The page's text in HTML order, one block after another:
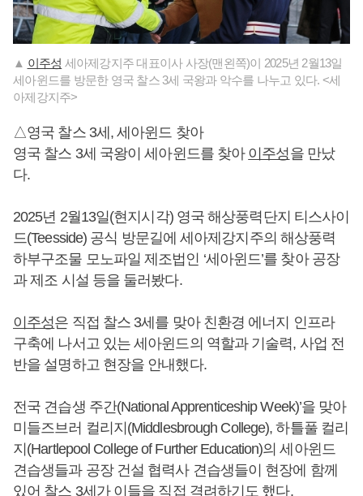
▲ 이주성 세아제강지주 대표이사 사장(맨왼쪽)이 2025년 2월13일
세아윈드를 방문한 영국 찰스 3세 국왕과 악수를 나누고 있다. <세
아제강지주>
△영국 찰스 3세, 세아윈드 찾아
영국 찰스 3세 국왕이 세아윈드를 찾아 이주성을 만났
다.
2025년 2월13일(현지시각) 영국 해상풍력단지 티스사이
드(Teesside) 공식 방문길에 세아제강지주의 해상풍력
하부구조물 모노파일 제조법인 ‘세아윈드’를 찾아 공장
과 제조 시설 등을 둘러봤다.
이주성은 직접 찰스 3세를 맞아 친환경 에너지 인프라
구축에 나서고 있는 세아윈드의 역할과 기술력, 사업 전
반을 설명하고 현장을 안내했다.
전국 견습생 주간(National Apprenticeship Week)’을 맞아
미들즈브러 컬리지(Middlesbrough College), 하틀풀 컬리
지(Hartlepool College of Further Education)의 세아윈드
견습생들과 공장 건설 협력사 견습생들이 현장에 함께
있어 찰스 3세가 이들을 직접 격려하기도 했다.